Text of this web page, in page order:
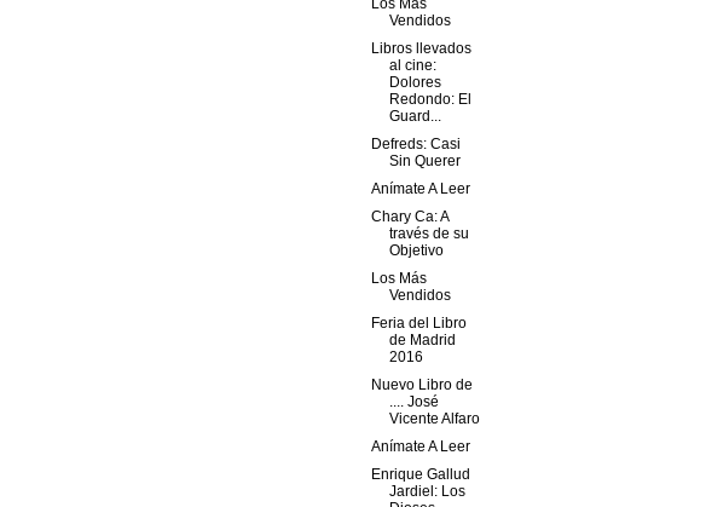
Los Más
Vendidos
Libros llevados
al cine:
Dolores
Redondo: El
Guard...
Defreds: Casi
Sin Querer
Anímate A Leer
Chary Ca: A
través de su
Objetivo
Los Más
Vendidos
Feria del Libro
de Madrid
2016
Nuevo Libro de
.... José
Vicente Alfaro
Anímate A Leer
Enrique Gallud
Jardiel: Los